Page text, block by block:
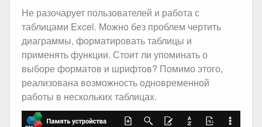
Не разочарует пользователей и работа с
таблицами Excel. Можно без проблем чертить
диаграммы, форматировать таблицы и
применять функции. Стоит ли упоминать о
выборе форматов и шрифтов? Помимо этого,
реализована возможность одновременной
работы в нескольких таблицах.